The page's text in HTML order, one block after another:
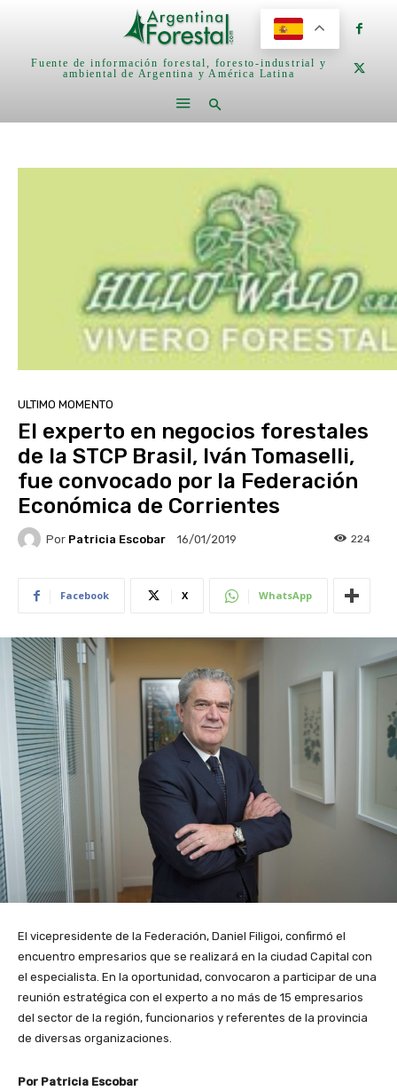
Fuente de información forestal, foresto-industrial y
ambiental de Argentina y América Latina
ULTIMO MOMENTO
El experto en negocios forestales
de la STCP Brasil, Iván Tomaselli,
fue convocado por la Federación
Económica de Corrientes
Por Patricia Escobar 16/01/2019 224
Facebook X WhatsApp
El vicepresidente de la Federación, Daniel Filigoi, confirmó el
encuentro empresarios que se realizará en la ciudad Capital con
el especialista. En la oportunidad, convocaron a participar de una
reunión estratégica con el experto a no más de 15 empresarios
del sector de la región, funcionarios y referentes de la provincia
de diversas organizaciones.
Por Patricia Escobar